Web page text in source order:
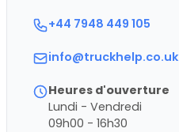
+44 7948 449 105
info@truckhelp.co.uk
Heures d'ouverture
Lundi - Vendredi
09h00 - 16h30